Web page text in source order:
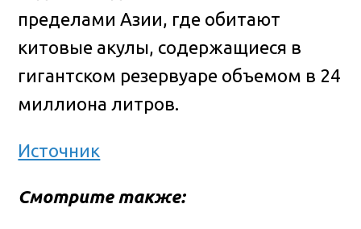
пределами Азии, где обитают
китовые акулы, содержащиеся в
гигантском резервуаре объемом в 24
миллиона литров.
Источник
Смотрите также: